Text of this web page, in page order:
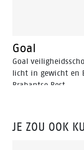
Goal
Goal
licht in gewicht en
Brabantse Best.
JE ZOU OOK